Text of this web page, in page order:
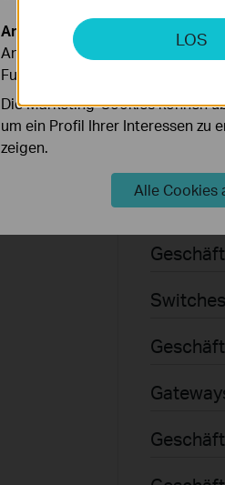
Smart-
Smart-
Switches
LOS
Analyse- und Marketing-Cookies
Analyse-Cookies ermöglichen
Funktionsweise unserer Website
Die Marketing-Cookies können
um ein Profil Ihrer Interessen zu
zeigen.
Alle Cookies